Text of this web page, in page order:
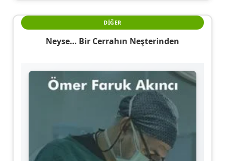
DIĞER
Neyse… Bir Cerrahın Neşterinden